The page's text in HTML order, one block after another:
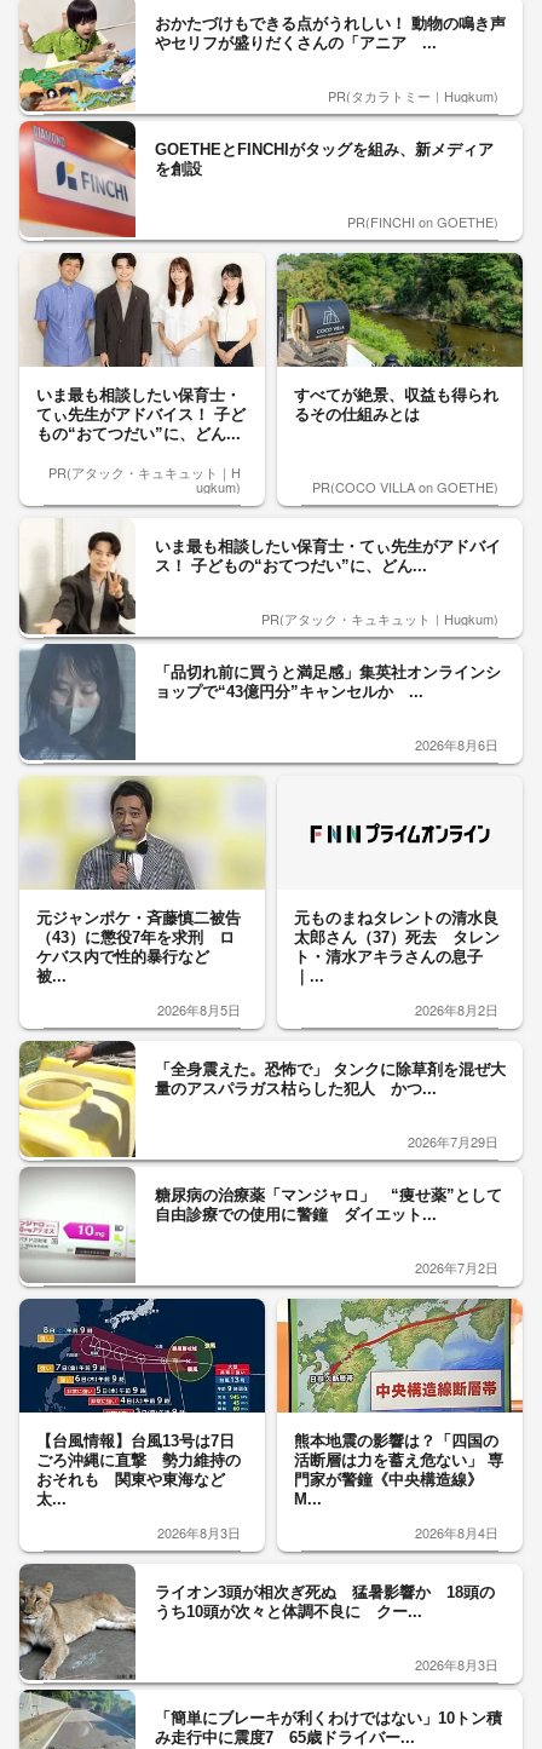
おかたづけもできる点がうれしい！ 動物の鳴き声
やセリフが盛りだくさんの「アニア ...
PR(タカラトミー｜Hugkum)
GOETHEとFINCHIがタッグを組み、新メディア
を創設
PR(FINCHI on GOETHE)
いま最も相談したい保育士・
てぃ先生がアドバイス！ 子ど
もの“おてつだい”に、どん...
PR(アタック・キュキュット｜H
ugkum)
すべてが絶景、収益も得られ
るその仕組みとは
PR(COCO VILLA on GOETHE)
いま最も相談したい保育士・てぃ先生がアドバイ
ス！ 子どもの“おてつだい”に、どん...
PR(アタック・キュキュット｜Hugkum)
「品切れ前に買うと満足感」集英社オンラインシ
ョップで“43億円分”キャンセルか ...
2026年8月6日
元ジャンポケ・斉藤慎二被告
（43）に懲役7年を求刑 ロ
ケバス内で性的暴行など
被...
2026年8月5日
元ものまねタレントの清水良
太郎さん（37）死去 タレン
ト・清水アキラさんの息子
｜...
2026年8月2日
「全身震えた。恐怖で」 タンクに除草剤を混ぜ大
量のアスパラガス枯らした犯人 かつ...
2026年7月29日
糖尿病の治療薬「マンジャロ」 “痩せ薬”として
自由診療での使用に警鐘 ダイエット...
2026年7月2日
【台風情報】台風13号は7日
ごろ沖縄に直撃 勢力維持の
おそれも 関東や東海など
太...
2026年8月3日
熊本地震の影響は？「四国の
活断層は力を蓄え危ない」 専
門家が警鐘《中央構造線》
M...
2026年8月4日
ライオン3頭が相次ぎ死ぬ 猛暑影響か 18頭の
うち10頭が次々と体調不良に クー...
2026年8月3日
「簡単にブレーキが利くわけではない」10トン積
み走行中に震度7 65歳ドライバー...